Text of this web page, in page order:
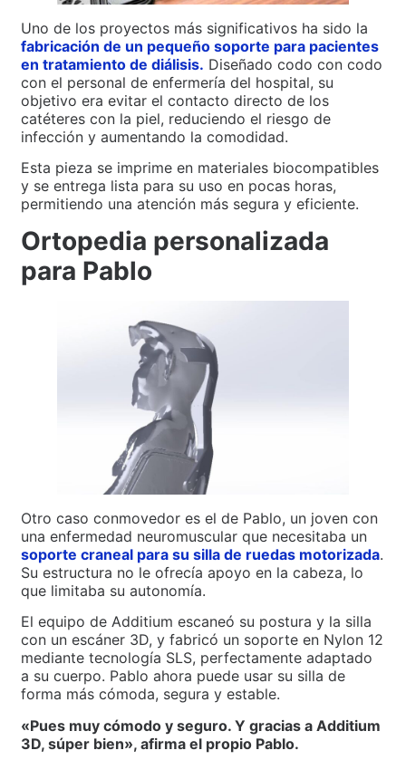
Uno de los proyectos más significativos ha sido la
fabricación de un pequeño soporte para pacientes
en tratamiento de diálisis. Diseñado codo con codo
con el personal de enfermería del hospital, su
objetivo era evitar el contacto directo de los
catéteres con la piel, reduciendo el riesgo de
infección y aumentando la comodidad.
Esta pieza se imprime en materiales biocompatibles
y se entrega lista para su uso en pocas horas,
permitiendo una atención más segura y eficiente.
Ortopedia personalizada
para Pablo
Otro caso conmovedor es el de Pablo, un joven con
una enfermedad neuromuscular que necesitaba un
soporte craneal para su silla de ruedas motorizada.
Su estructura no le ofrecía apoyo en la cabeza, lo
que limitaba su autonomía.
El equipo de Additium escaneó su postura y la silla
con un escáner 3D, y fabricó un soporte en Nylon 12
mediante tecnología SLS, perfectamente adaptado
a su cuerpo. Pablo ahora puede usar su silla de
forma más cómoda, segura y estable.
«Pues muy cómodo y seguro. Y gracias a Additium
3D, súper bien», afirma el propio Pablo.